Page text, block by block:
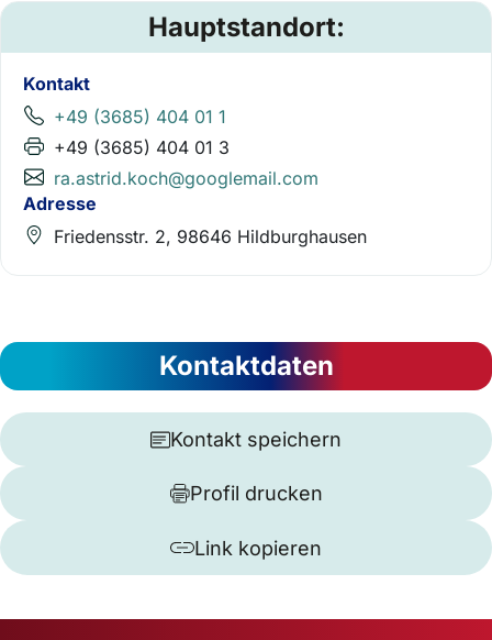
Hauptstandort:
Kontakt
+49 (3685) 404 01 1
+49 (3685) 404 01 3
ra.astrid.koch@googlemail.com
Adresse
Friedensstr. 2, 98646 Hildburghausen
Kontaktdaten
Kontakt speichern
Profil drucken
Link kopieren